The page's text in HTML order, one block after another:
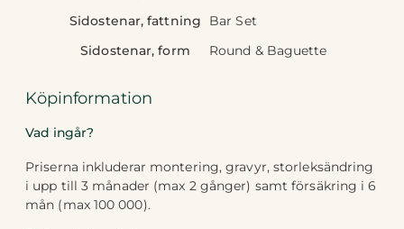
Sidostenar, fattning
Bar Set
Sidostenar, form
Round & Baguette
Köpinformation
Vad ingår?
Priserna inkluderar montering, gravyr, storleksändring
i upp till 3 månader (max 2 gånger) samt försäkring i 6
mån (max 100 000).